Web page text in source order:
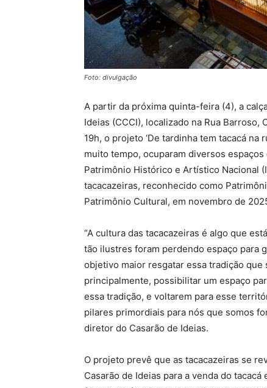
Foto: divulgação
A partir da próxima quinta-feira (4), a
Ideias (CCCI), localizado na Rua Barroso,
19h, o projeto ‘De tardinha tem tacacá na
muito tempo, ocuparam diversos
Patrimônio Histórico e Artístico Nacional
tacacazeiras, reconhecido como
Patrimônio Cultural, em novembro de
“A cultura das tacacazeiras é algo que
tão ilustres foram perdendo espaço para
objetivo maior resgatar essa tradição
principalmente, possibilitar um espaço
essa tradição, e voltarem para esse
pilares primordiais para nós que somos
diretor do Casarão de Ideias.
O projeto prevê que as tacacazeiras se
Casarão de Ideias para a venda do